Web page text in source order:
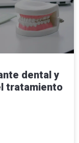
dental y
tratamiento